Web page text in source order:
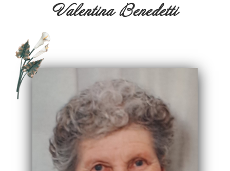
Valentina Benedetti